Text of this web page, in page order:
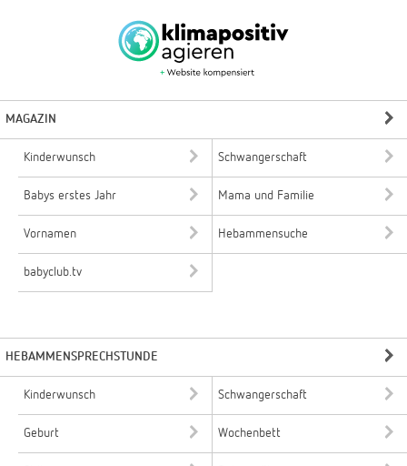
MAGAZIN
Kinderwunsch Schwangerschaft
Babys erstes Jahr Mama und Familie
Vornamen Hebammensuche
babyclub.tv
HEBAMMENSPRECHSTUNDE
Kinderwunsch Schwangerschaft
Geburt Wochenbett